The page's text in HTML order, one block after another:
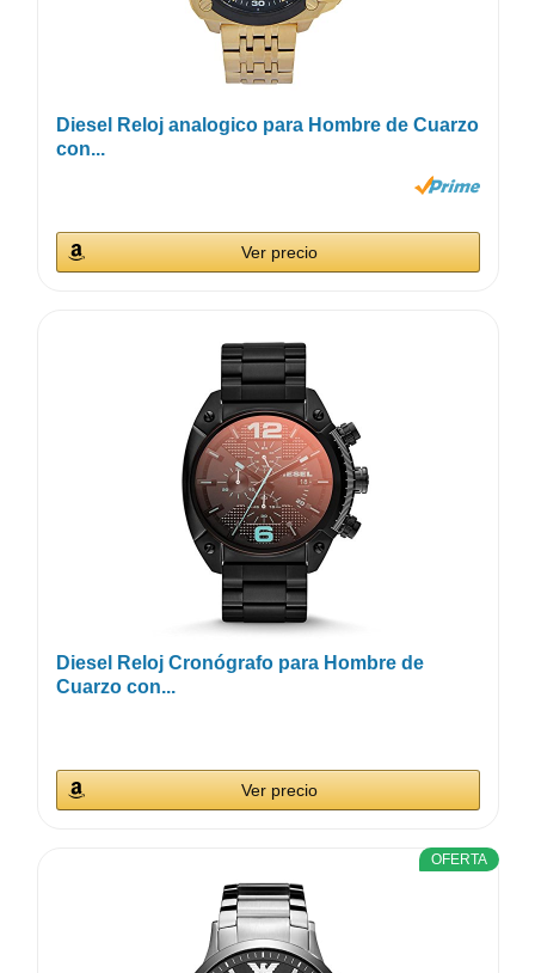
Diesel Reloj analogico para Hombre de Cuarzo
con...
Ver precio
Diesel Reloj Cronógrafo para Hombre de
Cuarzo con...
Ver precio
OFERTA